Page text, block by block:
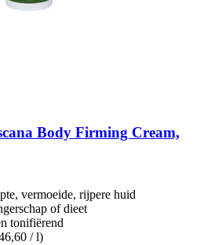
Body Firming Cream,
vermoeide, rijpere huid
of dieet
tonifiërend
/ l)